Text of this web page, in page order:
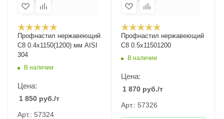
Профнастил нержавеющий
С8 0.4х1150(1200) мм AISI
304
В наличии
Цена:
1 850 руб./т
Арт.: 57324
Профнастил нержавеющий
С8 0.5х11501200
В наличии
Цена:
1 870 руб./т
Арт.: 57326